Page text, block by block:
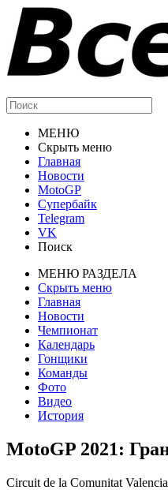
МЕНЮ
Скрыть меню
Главная
Новости
MotoGP
Супербайк
Telegram
VK
Поиск
МЕНЮ РАЗДЕЛА
Скрыть меню
Главная
Новости
Чемпионат
Календарь
Гонщики
Команды
Фото
Видео
История
MotoGP 2021:
Circuit de la Comunitat